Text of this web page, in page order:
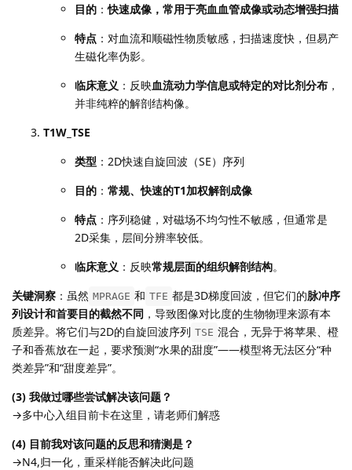
目的 ：快速成像，常用于亮血血管成像或动态增强扫描
特点 ：对血流和顺磁性物质敏感，扫描速度快，但易产
生磁化率伪影。
临床意义 ：反映血流动力学信息或特定的对比剂分布 ，
并非纯粹的解剖结构像。
T1W_TSE
类型 ：2D快速自旋回波（SE）序列
目的 ： 常规、快速的T1加权解剖成像
特点 ：序列稳健，对磁场不均匀性不敏感，但通常是
2D采集，层间分辨率较低。
临床意义 ：反映常规层面的组织解剖结构。
关键洞察 ：虽然 MPRAGE 和 TFE 都是3D梯度回波，但它们的脉冲序
列设计和首要目的截然不同 ，导致图像对比度的生物物理来源有本
质差异。将它们与2D的自旋回波序列 TSE 混合，无异于将苹果、橙
子和香蕉放在一起，要求预测“水果的甜度”——模型将无法区分“种
类差异”和“甜度差异”。
(3) 我做过哪些尝试解决该问题？
→多中心入组目前卡在这里，请老师们解惑
(4) 目前我对该问题的反思和猜测是？
→N4,归一化，重采样能否解决此问题